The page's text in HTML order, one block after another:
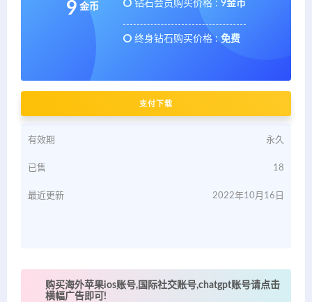
9 金币 钻石会员购买价格 : 9金币
终身钻石购买价格 : 免费
支付下载
有效期 永久
已售 18
最近更新 2022年10月16日
购买海外苹果ios账号,国际社交账号,chatgpt账号请点击
横幅广告即可!